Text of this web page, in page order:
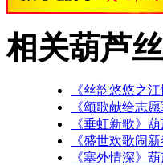
相关葫芦
《丝韵悠悠之
《颂歌献给志
《垂虹新歌》
《盛世欢歌闹
《塞外情深》